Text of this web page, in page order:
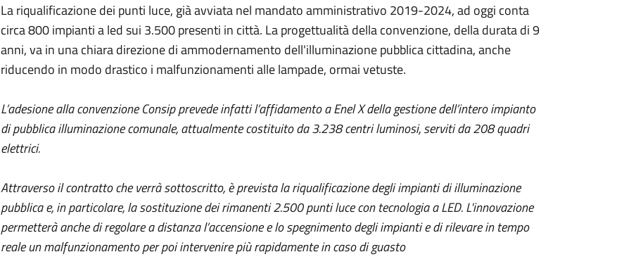
La riqualificazione dei punti luce, già avviata nel mandato amministrativo 2019-2024, ad oggi conta
circa 800 impianti a led sui 3.500 presenti in città. La progettualità della convenzione, della durata di 9
anni, va in una chiara direzione di ammodernamento dell'illuminazione pubblica cittadina, anche
riducendo in modo drastico i malfunzionamenti alle lampade, ormai vetuste.
L’adesione alla convenzione Consip prevede infatti l’affidamento a Enel X della gestione dell’intero impianto
di pubblica illuminazione comunale, attualmente costituito da 3.238 centri luminosi, serviti da 208 quadri
elettrici.
Attraverso il contratto che verrà sottoscritto, è prevista la riqualificazione degli impianti di illuminazione
pubblica e, in particolare, la sostituzione dei rimanenti 2.500 punti luce con tecnologia a LED. L'innovazione
permetterà anche di regolare a distanza l’accensione e lo spegnimento degli impianti e di rilevare in tempo
reale un malfunzionamento per poi intervenire più rapidamente in caso di guasto